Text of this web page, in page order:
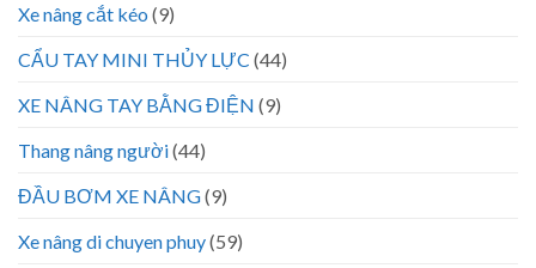
Xe nâng cắt kéo (9)
CẨU TAY MINI THỦY LỰC (44)
XE NÂNG TAY BẰNG ĐIỆN (9)
Thang nâng người(44)
ĐẦU BƠM XE NÂNG(9)
Xe nâng di chuyen phuy(59)